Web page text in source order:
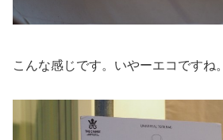
こんな感じです。いやーエコですね。